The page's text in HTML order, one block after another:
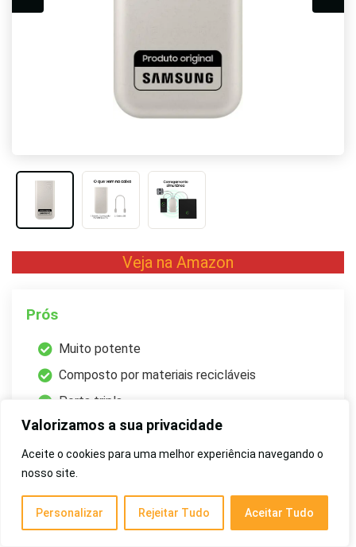
Valorizamos a sua privacidade
Aceite o cookies para uma melhor experiência navegando o
nosso site.
Personalizar Rejeitar Tudo Aceitar Tudo
Veja na Amazon
Prós
Muito potente
Composto por materiais recicláveis
Porta tripla
Carrega 3 dispositivos ao mesmo tempo
Acompanha cabo USB
Contras
Cor clara suja mais fácil